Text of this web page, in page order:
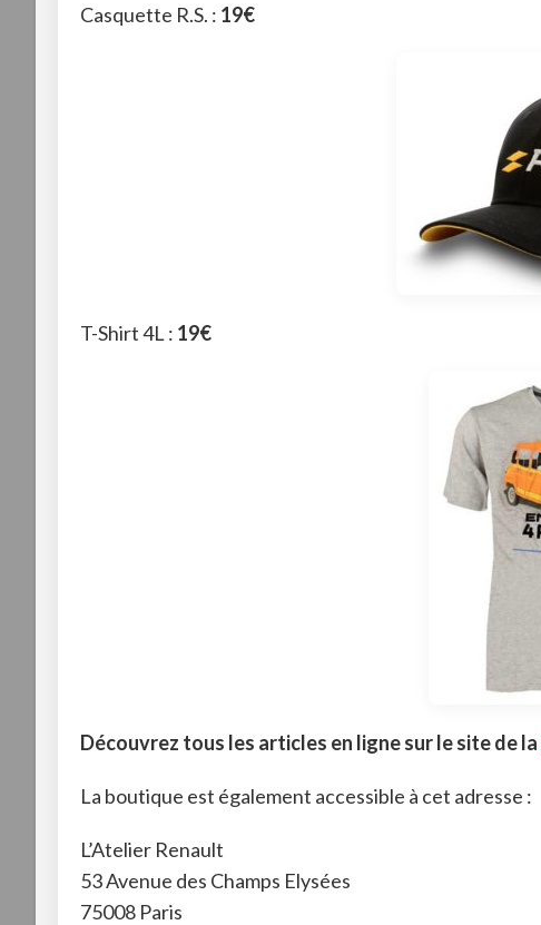
Casquette R.S. : 19€
T-Shirt 4L : 19€
Découvrez tous les articles en ligne sur le site de la
La boutique est également accessible à cet adresse :
L’Atelier Renault
53 Avenue des Champs Elysées
75008 Paris